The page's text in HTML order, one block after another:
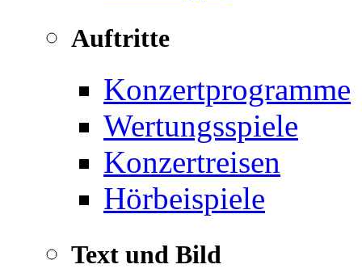
Auftritte
Konzertprogramme
Wertungsspiele
Konzertreisen
Hörbeispiele
Text und Bild